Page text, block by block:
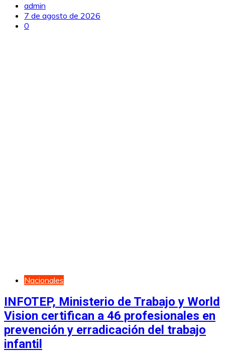
admin
7 de agosto de 2026
0
Nacionales
INFOTEP, Ministerio de Trabajo y World
Vision certifican a 46 profesionales en
prevención y erradicación del trabajo
infantil